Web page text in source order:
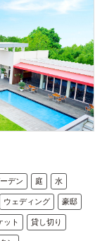
デン 庭 水
ウェディング 豪邸
ット 貸し切り